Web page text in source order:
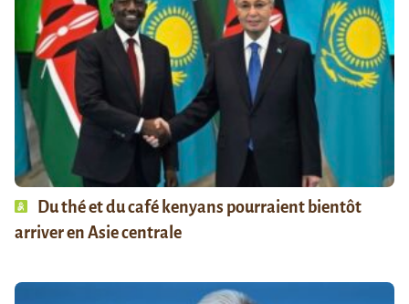
Du thé et du café kenyans pourraient bientôt
arriver en Asie centrale